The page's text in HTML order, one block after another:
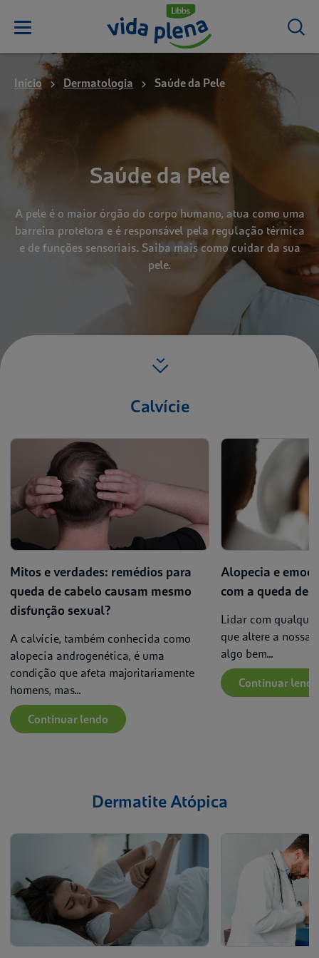
Início Dermatologia Saúde da Pele
Saúde da Pele
A pele é o maior órgão do corpo humano, atua como uma
barreira protetora e é responsável pela regulação térmica
e de funções sensoriais. Saiba mais como cuidar da sua
pele.
Calvície
Mitos e verdades: remédios para
queda de cabelo causam mesmo
disfunção sexual?
A calvície, também conhecida como
alopecia androgenética, é uma
condição que afeta majoritariamente
homens, mas...
Continuar lendo
Alopecia e
com a queda de
Lidar com
que altere a nossa
algo bem...
Continuar lendo
Dermatite Atópica